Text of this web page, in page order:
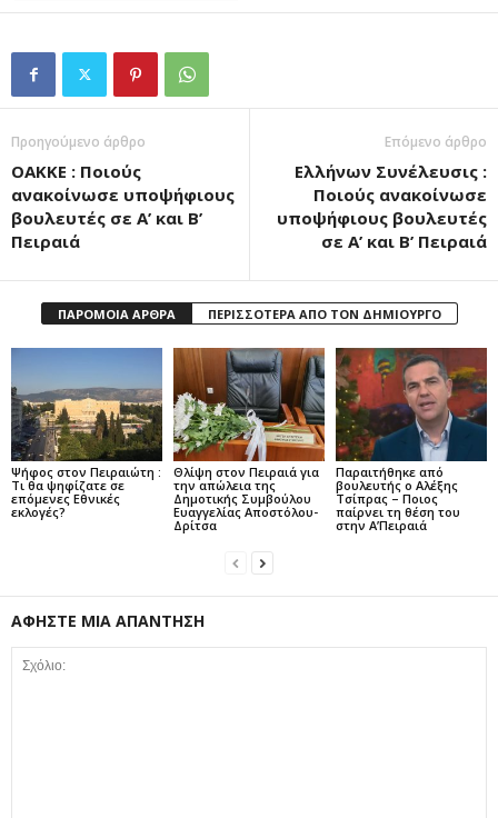
Προηγούμενο άρθρο
ΟΑΚΚΕ : Ποιούς
ανακοίνωσε υποψήφιους
βουλευτές σε Α’ και Β’
Πειραιά
Επόμενο άρθρο
Ελλήνων Συνέλευσις :
Ποιούς ανακοίνωσε
υποψήφιους βουλευτές
σε Α’ και Β’ Πειραιά
ΠΑΡΟΜΟΙΑ ΑΡΘΡΑ ΠΕΡΙΣΣΟΤΕΡΑ ΑΠΟ ΤΟΝ ΔΗΜΙΟΥΡΓΟ
Ψήφος στον Πειραιώτη :
Τι θα ψηφίζατε σε
επόμενες Εθνικές
εκλογές?
Θλίψη στον Πειραιά για
την απώλεια της
Δημοτικής Συμβούλου
Ευαγγελίας Αποστόλου-
Δρίτσα
Παραιτήθηκε από
βουλευτής ο Αλέξης
Τσίπρας – Ποιος
παίρνει τη θέση του
στην Α’Πειραιά
ΑΦΗΣΤΕ ΜΙΑ ΑΠΑΝΤΗΣΗ